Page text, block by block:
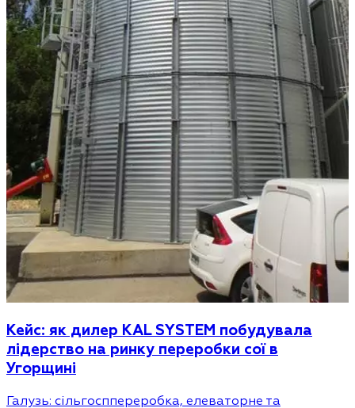
Кейс: як дилер KAL SYSTEM побудувала
лідерство на ринку переробки сої в
Угорщині
Галузь: сільгосппереробка, елеваторне та